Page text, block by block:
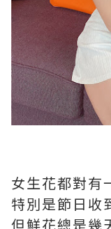
女生花都對有
特別是節日收
但鮮花總是幾